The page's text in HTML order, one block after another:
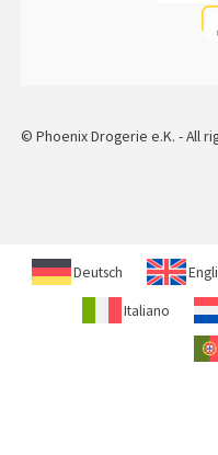
© Phoenix Drogerie e.K. - All
Deutsch
Italiano